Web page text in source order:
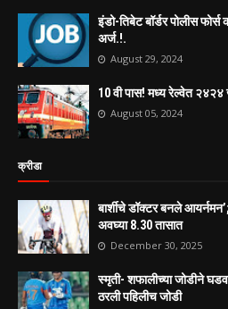
इंडो-तिबेट बॉर्डर पोलीस
अर्ज.!.
August 29, 2024
10 वी पास! मध्य रेल्वेत
August 05, 2024
क्रीडा
बार्शीचे डॉक्टर बनले
अवघ्या 8.30 तासात
December 30, 2025
स्मृती- शफालीच्या जोडीने
ठरली पहिलीच जोडी